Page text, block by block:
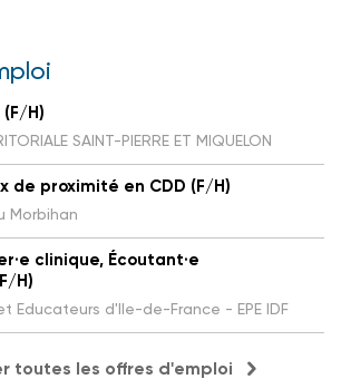
H)
SAINT-PIERRE ET MIQUELON
de proximité en CDD (F/H)
Morbihan
clinique, Écoutant·e
H)
Educateurs d'Ile-de-France - EPE IDF
toutes les offres d'emploi